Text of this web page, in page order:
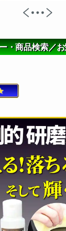
・商品検索／お